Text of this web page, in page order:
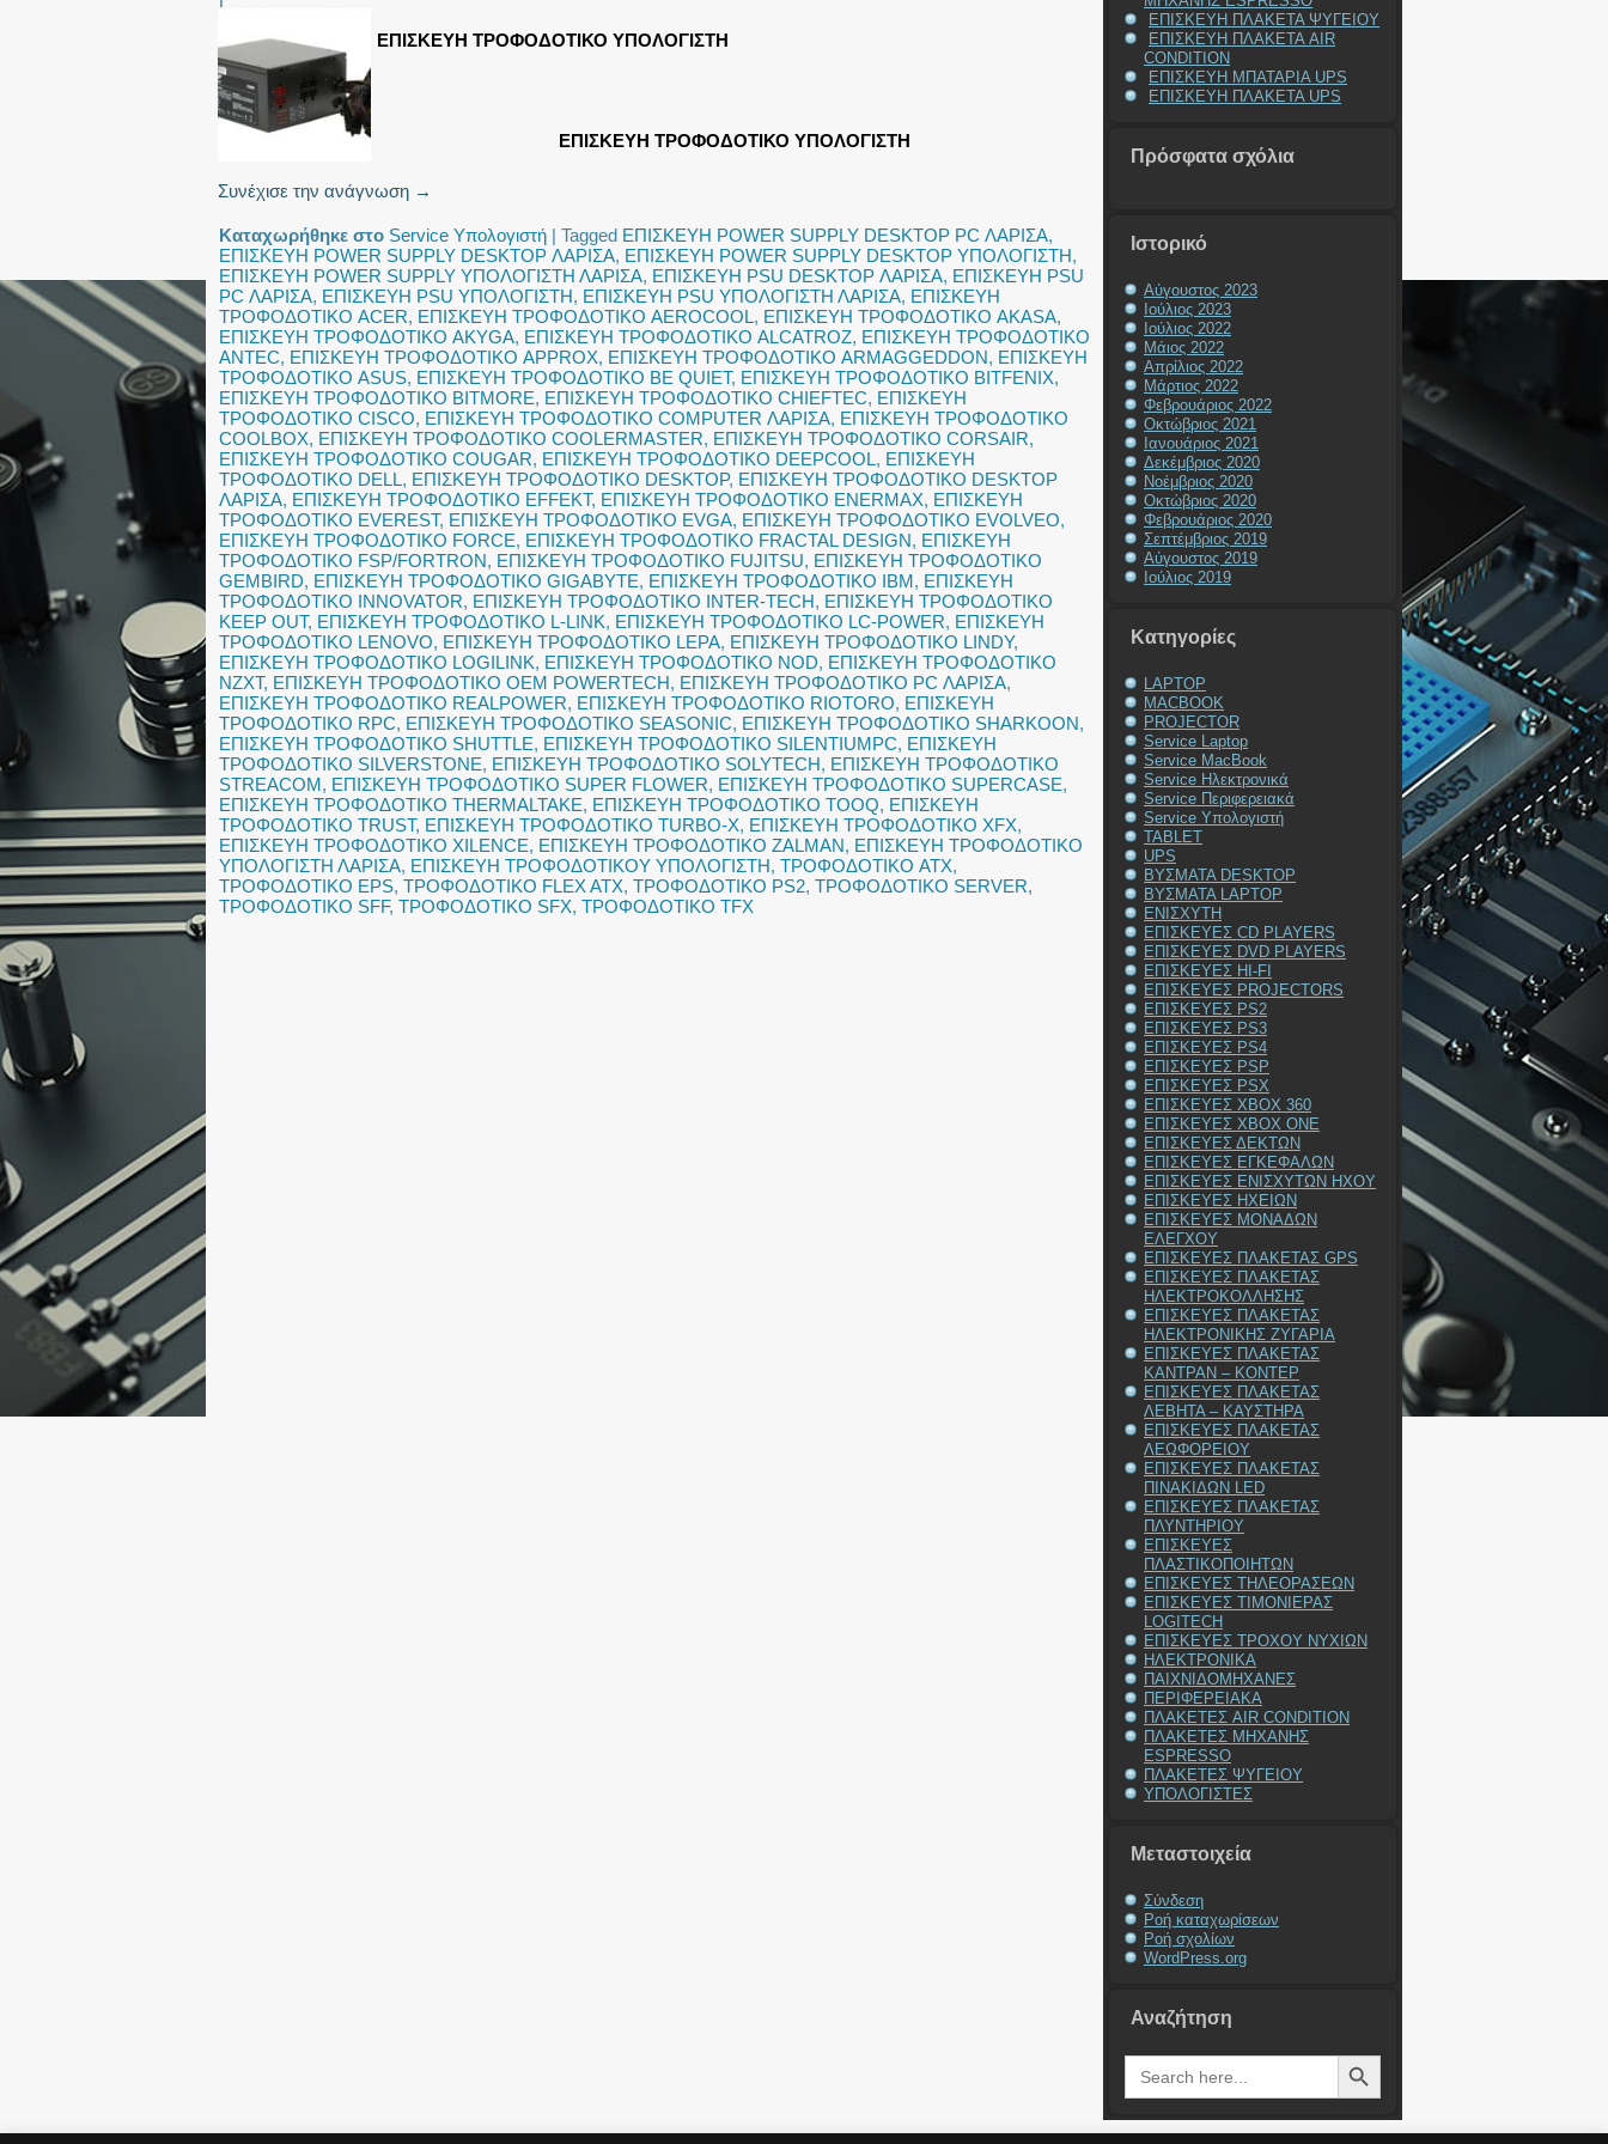
ΕΠΙΣΚΕΥΗ ΤΡΟΦΟΔΟΤΙΚΟ ΥΠΟΛΟΓΙΣΤΗ
ΕΠΙΣΚΕΥΗ ΤΡΟΦΟΔΟΤΙΚΟ ΥΠΟΛΟΓΙΣΤΗ
Συνέχισε την ανάγνωση →
Καταχωρήθηκε στο Service Υπολογιστή | Tagged ΕΠΙΣΚΕΥΗ POWER SUPPLY DESKTOP PC ΛΑΡΙΣΑ,
ΕΠΙΣΚΕΥΗ POWER SUPPLY DESKTOP ΛΑΡΙΣΑ, ΕΠΙΣΚΕΥΗ POWER SUPPLY DESKTOP ΥΠΟΛΟΓΙΣΤΗ,
ΕΠΙΣΚΕΥΗ POWER SUPPLY ΥΠΟΛΟΓΙΣΤΗ ΛΑΡΙΣΑ, ΕΠΙΣΚΕΥΗ PSU DESKTOP ΛΑΡΙΣΑ, ΕΠΙΣΚΕΥΗ PSU
PC ΛΑΡΙΣΑ, ΕΠΙΣΚΕΥΗ PSU ΥΠΟΛΟΓΙΣΤΗ, ΕΠΙΣΚΕΥΗ PSU ΥΠΟΛΟΓΙΣΤΗ ΛΑΡΙΣΑ, ΕΠΙΣΚΕΥΗ
ΤΡΟΦΟΔΟΤΙΚΟ ACER, ΕΠΙΣΚΕΥΗ ΤΡΟΦΟΔΟΤΙΚΟ AEROCOOL, ΕΠΙΣΚΕΥΗ ΤΡΟΦΟΔΟΤΙΚΟ AKASA,
ΕΠΙΣΚΕΥΗ ΤΡΟΦΟΔΟΤΙΚΟ AKYGA, ΕΠΙΣΚΕΥΗ ΤΡΟΦΟΔΟΤΙΚΟ ALCATROZ, ΕΠΙΣΚΕΥΗ ΤΡΟΦΟΔΟΤΙΚΟ
ANTEC, ΕΠΙΣΚΕΥΗ ΤΡΟΦΟΔΟΤΙΚΟ APPROX, ΕΠΙΣΚΕΥΗ ΤΡΟΦΟΔΟΤΙΚΟ ARMAGGEDDON, ΕΠΙΣΚΕΥΗ
ΤΡΟΦΟΔΟΤΙΚΟ ASUS, ΕΠΙΣΚΕΥΗ ΤΡΟΦΟΔΟΤΙΚΟ BE QUIET, ΕΠΙΣΚΕΥΗ ΤΡΟΦΟΔΟΤΙΚΟ BITFENIX,
ΕΠΙΣΚΕΥΗ ΤΡΟΦΟΔΟΤΙΚΟ BITMORE, ΕΠΙΣΚΕΥΗ ΤΡΟΦΟΔΟΤΙΚΟ CHIEFTEC, ΕΠΙΣΚΕΥΗ
ΤΡΟΦΟΔΟΤΙΚΟ CISCO, ΕΠΙΣΚΕΥΗ ΤΡΟΦΟΔΟΤΙΚΟ COMPUTER ΛΑΡΙΣΑ, ΕΠΙΣΚΕΥΗ ΤΡΟΦΟΔΟΤΙΚΟ
COOLBOX, ΕΠΙΣΚΕΥΗ ΤΡΟΦΟΔΟΤΙΚΟ COOLERMASTER, ΕΠΙΣΚΕΥΗ ΤΡΟΦΟΔΟΤΙΚΟ CORSAIR,
ΕΠΙΣΚΕΥΗ ΤΡΟΦΟΔΟΤΙΚΟ COUGAR, ΕΠΙΣΚΕΥΗ ΤΡΟΦΟΔΟΤΙΚΟ DEEPCOOL, ΕΠΙΣΚΕΥΗ
ΤΡΟΦΟΔΟΤΙΚΟ DELL, ΕΠΙΣΚΕΥΗ ΤΡΟΦΟΔΟΤΙΚΟ DESKTOP, ΕΠΙΣΚΕΥΗ ΤΡΟΦΟΔΟΤΙΚΟ DESKTOP
ΛΑΡΙΣΑ, ΕΠΙΣΚΕΥΗ ΤΡΟΦΟΔΟΤΙΚΟ EFFEKT, ΕΠΙΣΚΕΥΗ ΤΡΟΦΟΔΟΤΙΚΟ ENERMAX, ΕΠΙΣΚΕΥΗ
ΤΡΟΦΟΔΟΤΙΚΟ EVEREST, ΕΠΙΣΚΕΥΗ ΤΡΟΦΟΔΟΤΙΚΟ EVGA, ΕΠΙΣΚΕΥΗ ΤΡΟΦΟΔΟΤΙΚΟ EVOLVEO,
ΕΠΙΣΚΕΥΗ ΤΡΟΦΟΔΟΤΙΚΟ FORCE, ΕΠΙΣΚΕΥΗ ΤΡΟΦΟΔΟΤΙΚΟ FRACTAL DESIGN, ΕΠΙΣΚΕΥΗ
ΤΡΟΦΟΔΟΤΙΚΟ FSP/FORTRON, ΕΠΙΣΚΕΥΗ ΤΡΟΦΟΔΟΤΙΚΟ FUJITSU, ΕΠΙΣΚΕΥΗ ΤΡΟΦΟΔΟΤΙΚΟ
GEMBIRD, ΕΠΙΣΚΕΥΗ ΤΡΟΦΟΔΟΤΙΚΟ GIGABYTE, ΕΠΙΣΚΕΥΗ ΤΡΟΦΟΔΟΤΙΚΟ IBM, ΕΠΙΣΚΕΥΗ
ΤΡΟΦΟΔΟΤΙΚΟ INNOVATOR, ΕΠΙΣΚΕΥΗ ΤΡΟΦΟΔΟΤΙΚΟ INTER-TECH, ΕΠΙΣΚΕΥΗ ΤΡΟΦΟΔΟΤΙΚΟ
KEEP OUT, ΕΠΙΣΚΕΥΗ ΤΡΟΦΟΔΟΤΙΚΟ L-LINK, ΕΠΙΣΚΕΥΗ ΤΡΟΦΟΔΟΤΙΚΟ LC-POWER, ΕΠΙΣΚΕΥΗ
ΤΡΟΦΟΔΟΤΙΚΟ LENOVO, ΕΠΙΣΚΕΥΗ ΤΡΟΦΟΔΟΤΙΚΟ LEPA, ΕΠΙΣΚΕΥΗ ΤΡΟΦΟΔΟΤΙΚΟ LINDY,
ΕΠΙΣΚΕΥΗ ΤΡΟΦΟΔΟΤΙΚΟ LOGILINK, ΕΠΙΣΚΕΥΗ ΤΡΟΦΟΔΟΤΙΚΟ NOD, ΕΠΙΣΚΕΥΗ ΤΡΟΦΟΔΟΤΙΚΟ
NZXT, ΕΠΙΣΚΕΥΗ ΤΡΟΦΟΔΟΤΙΚΟ OEM POWERTECH, ΕΠΙΣΚΕΥΗ ΤΡΟΦΟΔΟΤΙΚΟ PC ΛΑΡΙΣΑ,
ΕΠΙΣΚΕΥΗ ΤΡΟΦΟΔΟΤΙΚΟ REALPOWER, ΕΠΙΣΚΕΥΗ ΤΡΟΦΟΔΟΤΙΚΟ RIOTORO, ΕΠΙΣΚΕΥΗ
ΤΡΟΦΟΔΟΤΙΚΟ RPC, ΕΠΙΣΚΕΥΗ ΤΡΟΦΟΔΟΤΙΚΟ SEASONIC, ΕΠΙΣΚΕΥΗ ΤΡΟΦΟΔΟΤΙΚΟ SHARKOON,
ΕΠΙΣΚΕΥΗ ΤΡΟΦΟΔΟΤΙΚΟ SHUTTLE, ΕΠΙΣΚΕΥΗ ΤΡΟΦΟΔΟΤΙΚΟ SILENTIUMPC, ΕΠΙΣΚΕΥΗ
ΤΡΟΦΟΔΟΤΙΚΟ SILVERSTONE, ΕΠΙΣΚΕΥΗ ΤΡΟΦΟΔΟΤΙΚΟ SOLYTECH, ΕΠΙΣΚΕΥΗ ΤΡΟΦΟΔΟΤΙΚΟ
STREACOM, ΕΠΙΣΚΕΥΗ ΤΡΟΦΟΔΟΤΙΚΟ SUPER FLOWER, ΕΠΙΣΚΕΥΗ ΤΡΟΦΟΔΟΤΙΚΟ SUPERCASE,
ΕΠΙΣΚΕΥΗ ΤΡΟΦΟΔΟΤΙΚΟ THERMALTAKE, ΕΠΙΣΚΕΥΗ ΤΡΟΦΟΔΟΤΙΚΟ TOOQ, ΕΠΙΣΚΕΥΗ
ΤΡΟΦΟΔΟΤΙΚΟ TRUST, ΕΠΙΣΚΕΥΗ ΤΡΟΦΟΔΟΤΙΚΟ TURBO-X, ΕΠΙΣΚΕΥΗ ΤΡΟΦΟΔΟΤΙΚΟ XFX,
ΕΠΙΣΚΕΥΗ ΤΡΟΦΟΔΟΤΙΚΟ XILENCE, ΕΠΙΣΚΕΥΗ ΤΡΟΦΟΔΟΤΙΚΟ ZALMAN, ΕΠΙΣΚΕΥΗ ΤΡΟΦΟΔΟΤΙΚΟ
ΥΠΟΛΟΓΙΣΤΗ ΛΑΡΙΣΑ, ΕΠΙΣΚΕΥΗ ΤΡΟΦΟΔΟΤΙΚΟΥ ΥΠΟΛΟΓΙΣΤΗ, ΤΡΟΦΟΔΟΤΙΚΟ ATX,
ΤΡΟΦΟΔΟΤΙΚΟ EPS, ΤΡΟΦΟΔΟΤΙΚΟ FLEX ATX, ΤΡΟΦΟΔΟΤΙΚΟ PS2, ΤΡΟΦΟΔΟΤΙΚΟ SERVER,
ΤΡΟΦΟΔΟΤΙΚΟ SFF, ΤΡΟΦΟΔΟΤΙΚΟ SFX, ΤΡΟΦΟΔΟΤΙΚΟ TFX
ΕΠΙΣΚΕΥΗ ΠΛΑΚΕΤΑ ΨΥΓΕΙΟΥ
ΕΠΙΣΚΕΥΗ ΠΛΑΚΕΤΑ AIR
CONDITION
ΕΠΙΣΚΕΥΗ ΜΠΑΤΑΡΙΑ UPS
ΕΠΙΣΚΕΥΗ ΠΛΑΚΕΤΑ UPS
Πρόσφατα σχόλια
Ιστορικό
Αύγουστος 2023
Ιούλιος 2023
Ιούλιος 2022
Μάιος 2022
Απρίλιος 2022
Μάρτιος 2022
Φεβρουάριος 2022
Οκτώβριος 2021
Ιανουάριος 2021
Δεκέμβριος 2020
Νοέμβριος 2020
Οκτώβριος 2020
Φεβρουάριος 2020
Σεπτέμβριος 2019
Αύγουστος 2019
Ιούλιος 2019
Kατηγορίες
LAPTOP
MACBOOK
PROJECTOR
Service Laptop
Service MacBook
Service Ηλεκτρονικά
Service Περιφερειακά
Service Υπολογιστή
TABLET
UPS
ΒΥΣΜΑΤΑ DESKTOP
ΒΥΣΜΑΤΑ LAPTOP
ΕΝΙΣΧΥΤΗ
ΕΠΙΣΚΕΥΕΣ CD PLAYERS
ΕΠΙΣΚΕΥΕΣ DVD PLAYERS
ΕΠΙΣΚΕΥΕΣ HI-FI
ΕΠΙΣΚΕΥΕΣ PROJECTORS
ΕΠΙΣΚΕΥΕΣ PS2
ΕΠΙΣΚΕΥΕΣ PS3
ΕΠΙΣΚΕΥΕΣ PS4
ΕΠΙΣΚΕΥΕΣ PSP
ΕΠΙΣΚΕΥΕΣ PSX
ΕΠΙΣΚΕΥΕΣ XBOX 360
ΕΠΙΣΚΕΥΕΣ XBOX ONE
ΕΠΙΣΚΕΥΕΣ ΔΕΚΤΩΝ
ΕΠΙΣΚΕΥΕΣ ΕΓΚΕΦΑΛΩΝ
ΕΠΙΣΚΕΥΕΣ ΕΝΙΣΧΥΤΩΝ ΗΧΟΥ
ΕΠΙΣΚΕΥΕΣ ΗΧΕΙΩΝ
ΕΠΙΣΚΕΥΕΣ ΜΟΝΑΔΩΝ
ΕΛΕΓΧΟΥ
ΕΠΙΣΚΕΥΕΣ ΠΛΑΚΕΤΑΣ GPS
ΕΠΙΣΚΕΥΕΣ ΠΛΑΚΕΤΑΣ
ΗΛΕΚΤΡΟΚΟΛΛΗΣΗΣ
ΕΠΙΣΚΕΥΕΣ ΠΛΑΚΕΤΑΣ
ΗΛΕΚΤΡΟΝΙΚΗΣ ΖΥΓΑΡΙΑ
ΕΠΙΣΚΕΥΕΣ ΠΛΑΚΕΤΑΣ
ΚΑΝΤΡΑΝ – ΚΟΝΤΕΡ
ΕΠΙΣΚΕΥΕΣ ΠΛΑΚΕΤΑΣ
ΛΕΒΗΤΑ – ΚΑΥΣΤΗΡΑ
ΕΠΙΣΚΕΥΕΣ ΠΛΑΚΕΤΑΣ
ΛΕΩΦΟΡΕΙΟΥ
ΕΠΙΣΚΕΥΕΣ ΠΛΑΚΕΤΑΣ
ΠΙΝΑΚΙΔΩΝ LED
ΕΠΙΣΚΕΥΕΣ ΠΛΑΚΕΤΑΣ
ΠΛΥΝΤΗΡΙΟΥ
ΕΠΙΣΚΕΥΕΣ
ΠΛΑΣΤΙΚΟΠΟΙΗΤΩΝ
ΕΠΙΣΚΕΥΕΣ ΤΗΛΕΟΡΑΣΕΩΝ
ΕΠΙΣΚΕΥΕΣ ΤΙΜΟΝΙΕΡΑΣ
LOGITECH
ΕΠΙΣΚΕΥΕΣ ΤΡΟΧΟΥ ΝΥΧΙΩΝ
ΗΛΕΚΤΡΟΝΙΚΑ
ΠΑΙΧΝΙΔΟΜΗΧΑΝΕΣ
ΠΕΡΙΦΕΡΕΙΑΚΑ
ΠΛΑΚΕΤΕΣ AIR CONDITION
ΠΛΑΚΕΤΕΣ ΜΗΧΑΝΗΣ
ESPRESSO
ΠΛΑΚΕΤΕΣ ΨΥΓΕΙΟΥ
ΥΠΟΛΟΓΙΣΤΕΣ
Μεταστοιχεία
Σύνδεση
Ροή καταχωρίσεων
Ροή σχολίων
WordPress.org
Αναζήτηση
Search
for:
Search Button